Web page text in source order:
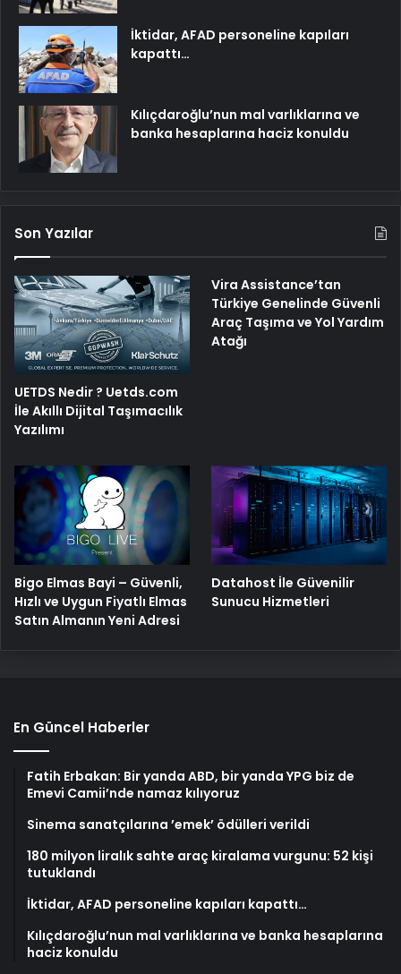
İktidar, AFAD personeline kapıları
kapattı…
Kılıçdaroğlu’nun mal varlıklarına ve
banka hesaplarına haciz konuldu
Son Yazılar
UETDS Nedir ? Uetds.com
İle Akıllı Dijital Taşımacılık
Yazılımı
Vira Assistance’tan
Türkiye Genelinde Güvenli
Araç Taşıma ve Yol Yardım
Atağı
Bigo Elmas Bayi – Güvenli,
Hızlı ve Uygun Fiyatlı Elmas
Satın Almanın Yeni Adresi
Datahost İle Güvenilir
Sunucu Hizmetleri
En Güncel Haberler
Fatih Erbakan: Bir yanda ABD, bir yanda YPG biz de
Emevi Camii’nde namaz kılıyoruz
Sinema sanatçılarına ’emek’ ödülleri verildi
180 milyon liralık sahte araç kiralama vurgunu: 52 kişi
tutuklandı
İktidar, AFAD personeline kapıları kapattı…
Kılıçdaroğlu’nun mal varlıklarına ve banka hesaplarına
haciz konuldu